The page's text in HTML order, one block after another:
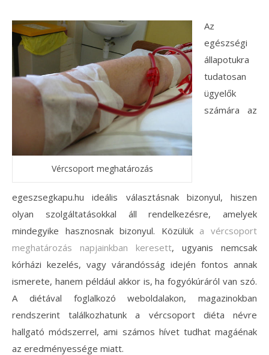
Vércsoport meghatározás
Az
egészségi
állapotukra
tudatosan
ügyelők
számára az
egeszsegkapu.hu ideális választásnak bizonyul, hiszen
olyan szolgáltatásokkal áll rendelkezésre, amelyek
mindegyike hasznosnak bizonyul. Közülük a vércsoport
meghatározás napjainkban keresett, ugyanis nemcsak
kórházi kezelés, vagy várandósság idején fontos annak
ismerete, hanem például akkor is, ha fogyókúráról van szó.
A diétával foglalkozó weboldalakon, magazinokban
rendszerint találkozhatunk a vércsoport diéta névre
hallgató módszerrel, ami számos hívet tudhat magáénak
az eredményessége miatt.